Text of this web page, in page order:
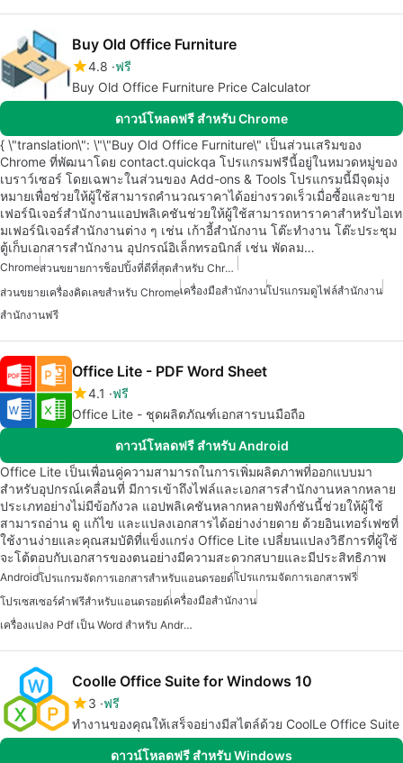
Buy Old Office Furniture
4.8 ฟรี
Buy Old Office Furniture Price Calculator
ดาวน์โหลดฟรี สำหรับ Chrome
{ \"translation\": \"\"Buy Old Office Furniture\" เป็นส่วนเสริมของ
Chrome ที่พัฒนาโดย contact.quickqa โปรแกรมฟรีนี้อยู่ในหมวดหมู่ของ
เบราว์เซอร์ โดยเฉพาะในส่วนของ Add-ons & Tools โปรแกรมนี้มีจุดมุ่ง
หมายเพื่อช่วยให้ผู้ใช้สามารถคำนวณราคาได้อย่างรวดเร็วเมื่อซื้อและขาย
เฟอร์นิเจอร์สำนักงานแอปพลิเคชันช่วยให้ผู้ใช้สามารถหาราคาสำหรับไอเท
มเฟอร์นิเจอร์สำนักงานต่าง ๆ เช่น เก้าอี้สำนักงาน โต๊ะทำงาน โต๊ะประชุม
ตู้เก็บเอกสารสำนักงาน อุปกรณ์อิเล็กทรอนิกส์ เช่น พัดลม…
Chrome
ส่วนขยายการช็อปปิ้งที่ดีที่สุดสำหรับ Chrome
ส่วนขยายเครื่องคิดเลขสำหรับ Chromeเครื่องมือสำนักงานโปรแกรมดูไฟล์สำนักงาน
สำนักงานฟรี
Office Lite - PDF Word Sheet
4.1
ฟรี
Office Lite - ชุดผลิตภัณฑ์เอกสารบนมือถือ
ดาวน์โหลดฟรี สำหรับ Android
Office Lite เป็นเพื่อนคู่ความสามารถในการเพิ่มผลิตภาพที่ออกแบบมา
สำหรับอุปกรณ์เคลื่อนที่ มีการเข้าถึงไฟล์และเอกสารสำนักงานหลากหลาย
ประเภทอย่างไม่มีข้อกังวล แอปพลิเคชันหลากหลายฟังก์ชันนี้ช่วยให้ผู้ใช้
สามารถอ่าน ดู แก้ไข และแปลงเอกสารได้อย่างง่ายดาย ด้วยอินเทอร์เฟซที่
ใช้งานง่ายและคุณสมบัติที่แข็งแกร่ง Office Lite เปลี่ยนแปลงวิธีการที่ผู้ใช้
จะโต้ตอบกับเอกสารของตนอย่างมีความสะดวกสบายและมีประสิทธิภาพ
Androidโปรแกรมจัดการเอกสารสำหรับแอนดรอยด์โปรแกรมจัดการเอกสารฟรี
โปรเซสเซอร์คำฟรีสำหรับแอนดรอยด์เครื่องมือสำนักงาน
เครื่องแปลง Pdf เป็น Word สำหรับ Android
Coolle Office Suite for Windows 10
3 ฟรี
ทำงานของคุณให้เสร็จอย่างมีสไตล์ด้วย CoolLe Office Suite
ดาวน์โหลดฟรี สำหรับ Windows